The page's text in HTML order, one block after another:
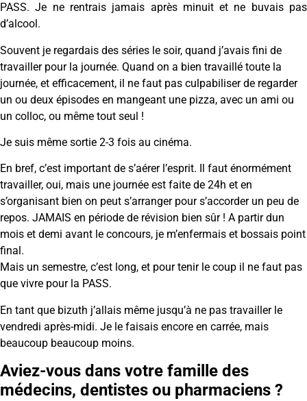
PASS. Je ne rentrais jamais après minuit et ne buvais pas
d’alcool.
Souvent je regardais des séries le soir, quand j’avais fini de
travailler pour la journée. Quand on a bien travaillé toute la
journée, et efficacement, il ne faut pas culpabiliser de regarder
un ou deux épisodes en mangeant une pizza, avec un ami ou
un colloc, ou même tout seul !
Je suis même sortie 2-3 fois au cinéma.
En bref, c’est important de s’aérer l’esprit. Il faut énormément
travailler, oui, mais une journée est faite de 24h et en
s’organisant bien on peut s’arranger pour s’accorder un peu de
repos. JAMAIS en période de révision bien sûr ! A partir dun
mois et demi avant le concours, je m’enfermais et bossais point
final.
Mais un semestre, c’est long, et pour tenir le coup il ne faut pas
que vivre pour la PASS.
En tant que bizuth j’allais même jusqu’à ne pas travailler le
vendredi après-midi. Je le faisais encore en carrée, mais
beaucoup beaucoup moins.
Aviez-vous dans votre famille des
médecins, dentistes ou pharmaciens ?